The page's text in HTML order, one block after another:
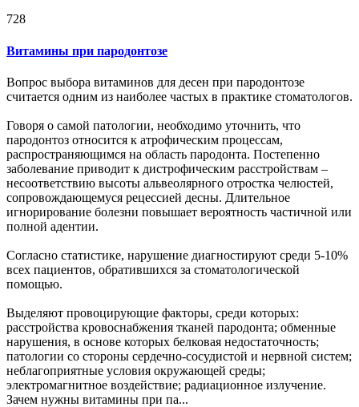
728
Витамины при пародонтозе
Вопрос выбора витаминов для десен при пародонтозе
считается одним из наиболее частых в практике стоматологов.
Говоря о самой патологии, необходимо уточнить, что
пародонтоз относится к атрофическим процессам,
распространяющимся на область пародонта. Постепенно
заболевание приводит к дистрофическим расстройствам –
несоответствию высоты альвеолярного отростка челюстей,
сопровождающемуся рецессией десны. Длительное
игнорирование болезни повышает вероятность частичной или
полной адентии.
Согласно статистике, нарушение диагностируют среди 5-10%
всех пациентов, обратившихся за стоматологической
помощью.
Выделяют провоцирующие факторы, среди которых:
расстройства кровоснабжения тканей пародонта; обменные
нарушения, в основе которых белковая недостаточность;
патологии со стороны сердечно-сосудистой и нервной систем;
неблагоприятные условия окружающей среды;
электромагнитное воздействие; радиационное излучение.
Зачем нужны витамины при па...